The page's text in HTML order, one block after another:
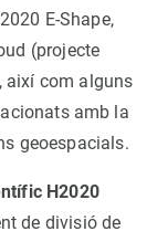
E-Shape,
(projecte
així com alguns
amb la
geoespacials.
H2020
de divisió de